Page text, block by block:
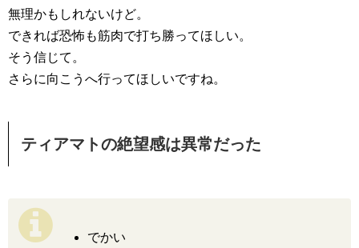
無理かもしれないけど。
できれば恐怖も筋肉で打ち勝ってほしい。
そう信じて。
さらに向こうへ行ってほしいですね。
ティアマトの絶望感は異常だった
でかい